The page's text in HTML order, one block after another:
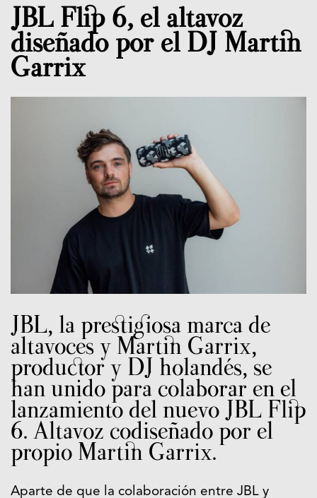
JBL Flip 6, el altavoz
diseñado por el DJ Martin
Garrix
JBL, la prestigiosa marca de
altavoces y Martin Garrix,
productor y DJ holandés, se
han unido para colaborar en el
lanzamiento del nuevo JBL Flip
6. Altavoz codiseñado por el
propio Martin Garrix.
Aparte de que la colaboración entre JBL y